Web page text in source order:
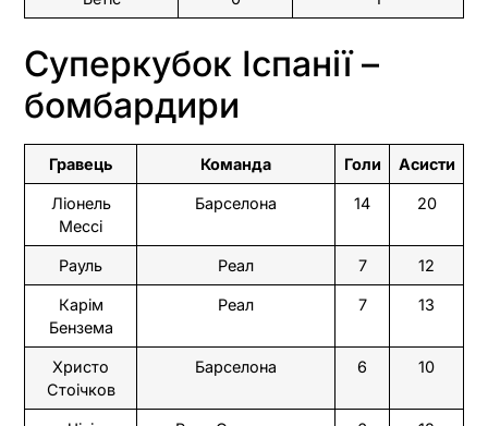
Суперкубок Іспанії –
бомбардири
Гравець Команда Голи Асисти
Ліонель
Мессі
Барселона 14 20
Рауль Реал 7 12
Карім
Бензема
Реал 7 13
Христо
Стоічков
Барселона 6 10